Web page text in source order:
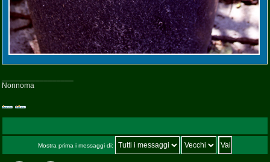
Nonnoma
Mostra prima i messaggi di: